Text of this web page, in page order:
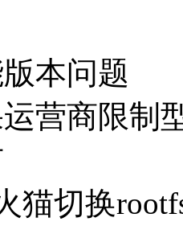
本问题
营商限制
猫切换